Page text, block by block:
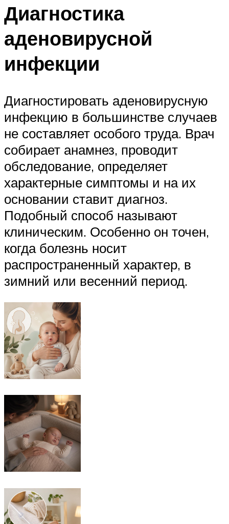
Диагностика
аденовирусной
инфекции
Диагностировать аденовирусную
инфекцию в большинстве случаев
не составляет особого труда. Врач
собирает анамнез, проводит
обследование, определяет
характерные симптомы и на их
основании ставит диагноз.
Подобный способ называют
клиническим. Особенно он точен,
когда болезнь носит
распространенный характер, в
зимний или весенний период.